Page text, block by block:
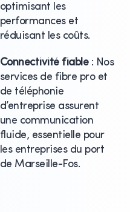
optimisant les
performances et
réduisant les coûts.
Connectivité fiable: Nos
services de fibre pro et
de téléphonie
d’entreprise assurent
une communication
fluide, essentielle pour
les entreprises du port
de Marseille-Fos.